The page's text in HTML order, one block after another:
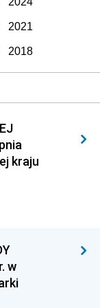
2021
2018
2015
2012
2009
2006
1994
1991
kraju
w